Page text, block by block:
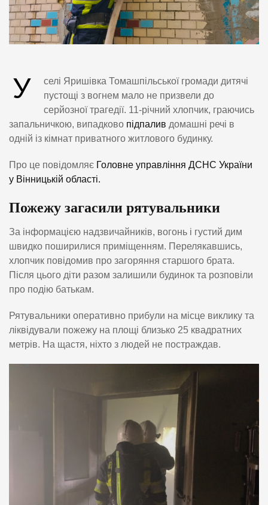
У
селі Яришівка Томашпільської громади дитячі
пустощі з вогнем мало не призвели до
серйозної трагедії. 11-річний хлопчик, граючись
запальничкою, випадково підпалив домашні речі в
одній із кімнат приватного житлового будинку.
Про це повідомляє Головне управління ДСНС України
у Вінницькій області.
Пожежу загасили рятувальники
За інформацією надзвичайників, вогонь і густий дим
швидко поширилися приміщенням. Перелякавшись,
хлопчик повідомив про загоряння старшого брата.
Після цього діти разом залишили будинок та розповіли
про подію батькам.
Рятувальники оперативно прибули на місце виклику та
ліквідували пожежу на площі близько 25 квадратних
метрів. На щастя, ніхто з людей не постраждав.